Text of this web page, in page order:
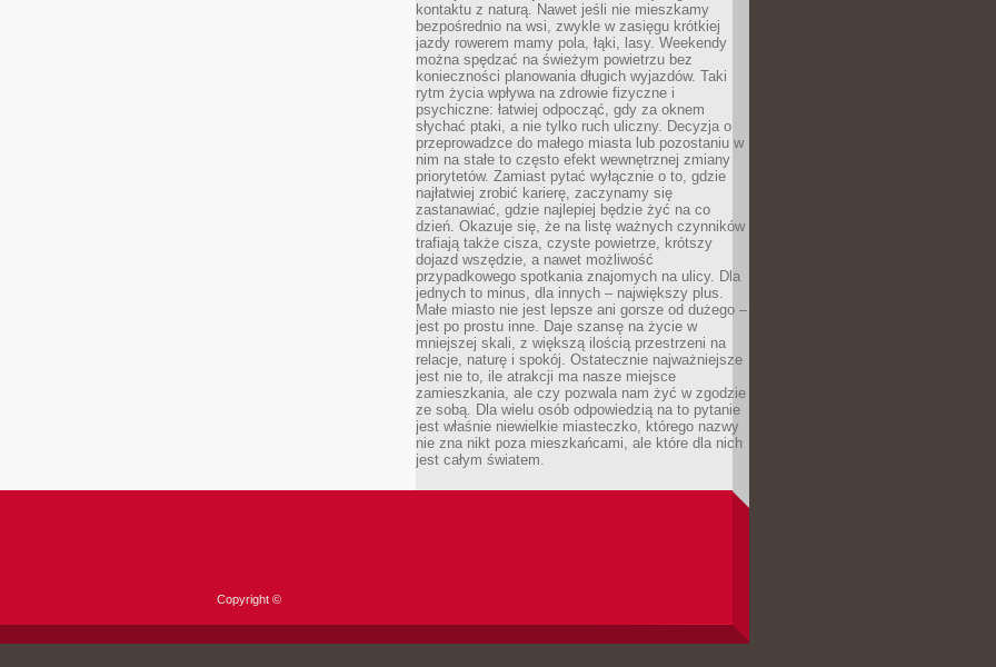
kontaktu z naturą. Nawet jeśli nie mieszkamy
bezpośrednio na wsi, zwykle w zasięgu krótkiej
jazdy rowerem mamy pola, łąki, lasy. Weekendy
można spędzać na świeżym powietrzu bez
konieczności planowania długich wyjazdów. Taki
rytm życia wpływa na zdrowie fizyczne i
psychiczne: łatwiej odpocząć, gdy za oknem
słychać ptaki, a nie tylko ruch uliczny. Decyzja o
przeprowadzce do małego miasta lub pozostaniu w
nim na stałe to często efekt wewnętrznej zmiany
priorytetów. Zamiast pytać wyłącznie o to, gdzie
najłatwiej zrobić karierę, zaczynamy się
zastanawiać, gdzie najlepiej będzie żyć na co
dzień. Okazuje się, że na listę ważnych czynników
trafiają także cisza, czyste powietrze, krótszy
dojazd wszędzie, a nawet możliwość
przypadkowego spotkania znajomych na ulicy. Dla
jednych to minus, dla innych – największy plus.
Małe miasto nie jest lepsze ani gorsze od dużego –
jest po prostu inne. Daje szansę na życie w
mniejszej skali, z większą ilością przestrzeni na
relacje, naturę i spokój. Ostatecznie najważniejsze
jest nie to, ile atrakcji ma nasze miejsce
zamieszkania, ale czy pozwala nam żyć w zgodzie
ze sobą. Dla wielu osób odpowiedzią na to pytanie
jest właśnie niewielkie miasteczko, którego nazwy
nie zna nikt poza mieszkańcami, ale które dla nich
jest całym światem.
Copyright ©